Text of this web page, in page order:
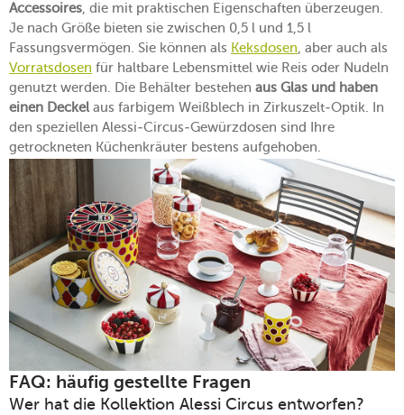
Accessoires , die mit praktischen Eigenschaften überzeugen.
Je nach Größe bieten sie zwischen 0,5 l und 1,5 l
Fassungsvermögen. Sie können als Keksdosen , aber auch als
Vorratsdosen für haltbare Lebensmittel wie Reis oder Nudeln
genutzt werden. Die Behälter bestehen aus Glas und haben
einen Deckel aus farbigem Weißblech in Zirkuszelt-Optik. In
den speziellen Alessi-Circus-Gewürzdosen sind Ihre
getrockneten Küchenkräuter bestens aufgehoben.
FAQ: häufig gestellte Fragen
Wer hat die Kollektion Alessi Circus entworfen?